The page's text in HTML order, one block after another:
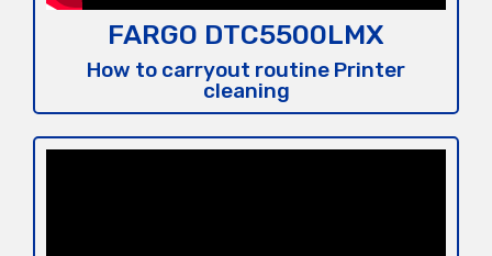
FARGO DTC5500LMX
How to carryout routine Printer
cleaning